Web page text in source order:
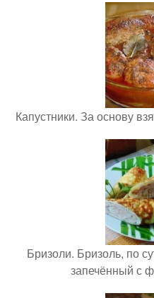
Капустники. За основу
Бризоли. Бризоль, по
запечённый с